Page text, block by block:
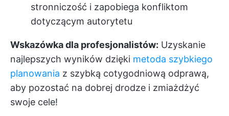
stronniczość i zapobiega konfliktom
dotyczącym autorytetu
Wskazówka dla profesjonalistów: Uzyskanie
najlepszych wyników dzięki metoda szybkiego
planowania z szybką cotygodniową odprawą,
aby pozostać na dobrej drodze i zmiażdżyć
swoje cele!